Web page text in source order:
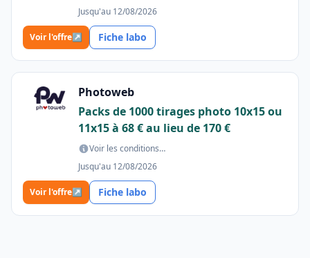
Jusqu'au 12/08/2026
Voir l'offre↗ Fiche labo
Photoweb
Packs de 1000 tirages photo 10x15 ou
11x15 à 68 € au lieu de 170 €
Voir les conditions…
Jusqu'au 12/08/2026
Voir l'offre↗ Fiche labo